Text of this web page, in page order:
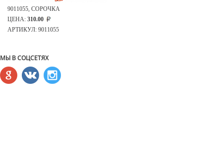
9011055, СОРОЧКА
ЦЕНА: 310.00
АРТИКУЛ: 9011055
МЫ В СОЦСЕТЯХ